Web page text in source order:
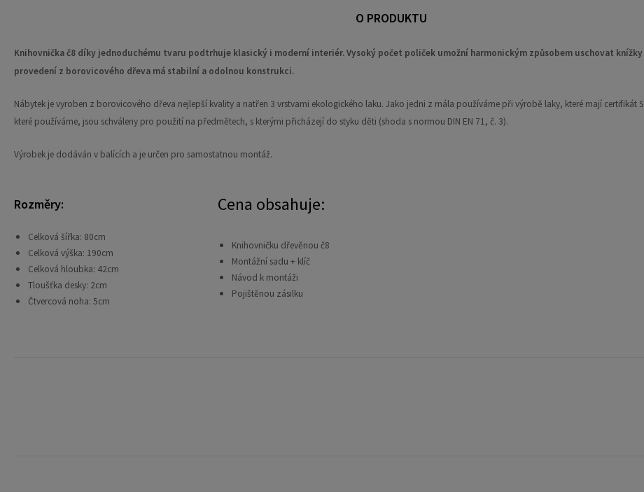
O PRODUKTU
Knihovnička č8 díky jednoduchému tvaru podtrhuje klasický i moderní interiér. Vysoký počet poliček umožní harmonickým způsobem uschovat
provedení z borovicového dřeva má stabilní a odolnou konstrukci.
Nábytek je vyroben z borovicového dřeva nejlepší kvality a natřen 3 vrstvami ekologického laku. Jako jedni z mála používáme při výrobě laky, které mají certifikát
které používáme, jsou schváleny pro použití na předmětech, s kterými přicházejí do styku děti (shoda s normou DIN EN 71, č. 3).
Výrobek je dodáván v balících a je určen pro samostatnou montáž.
Rozměry: Cena obsahuje:
Celková šířka: 80cm
Celková výška: 190cm
Celková hloubka: 42cm
Tloušťka desky: 2cm
Čtvercová noha: 5cm
Knihovničku dřevěnou č8
Montážní sadu + klíč
Návod k montáži
Pojištěnou zásilku